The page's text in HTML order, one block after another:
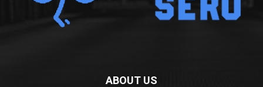
ABOUT US